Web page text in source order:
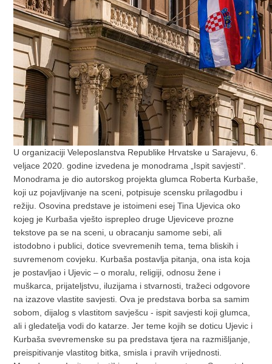
U organizaciji Veleposlanstva Republike Hrvatske u Sarajevu, 6.
veljace 2020. godine izvedena je monodrama „Ispit savjesti“.
Monodrama je dio autorskog projekta glumca Roberta Kurbaše,
koji uz pojavljivanje na sceni, potpisuje scensku prilagodbu i
režiju. Osovina predstave je istoimeni esej Tina Ujevica oko
kojeg je Kurbaša vješto isprepleo druge Ujeviceve prozne
tekstove pa se na sceni, u obracanju samome sebi, ali
istodobno i publici, dotice svevremenih tema, tema bliskih i
suvremenom covjeku. Kurbaša postavlja pitanja, ona ista koja
je postavljao i Ujevic – o moralu, religiji, odnosu žene i
muškarca, prijateljstvu, iluzijama i stvarnosti, tražeci odgovore
na izazove vlastite savjesti. Ova je predstava borba sa samim
sobom, dijalog s vlastitom savješcu - ispit savjesti koji glumca,
ali i gledatelja vodi do katarze. Jer teme kojih se doticu Ujevic i
Kurbaša svevremenske su pa predstava tjera na razmišljanje,
preispitivanje vlastitog bitka, smisla i pravih vrijednosti.